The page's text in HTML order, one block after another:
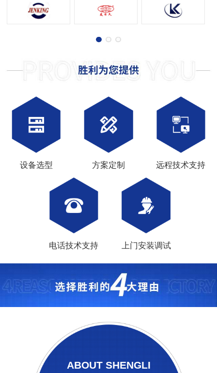
设备选型 方案定制 远程技术支持
电话技术支持 上门安装调试
ABOUT SHENGLI